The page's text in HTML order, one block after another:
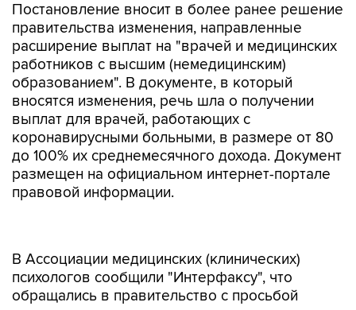
Постановление вносит в более ранее решение
правительства изменения, направленные
расширение выплат на "врачей и медицинских
работников с высшим (немедицинским)
образованием". В документе, в который
вносятся изменения, речь шла о получении
выплат для врачей, работающих с
коронавирусными больными, в размере от 80
до 100% их среднемесячного дохода. Документ
размещен на официальном интернет-портале
правовой информации.
обращались в правительство с просьбой
расширить получение выплат и на психологов,
работающих с коронавирусными больными, -